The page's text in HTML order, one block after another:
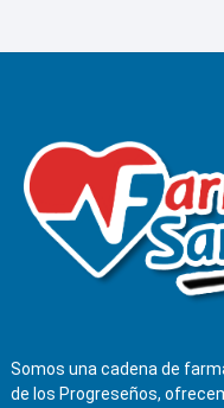
Somos una cadena de
de los Progreseños,